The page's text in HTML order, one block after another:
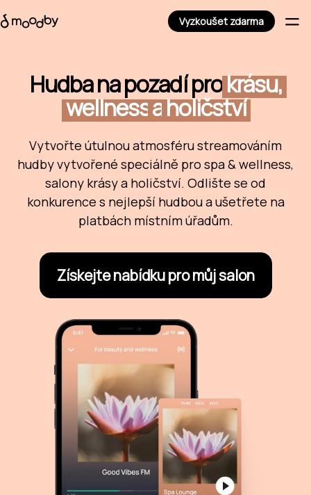
Vyzkoušet zdarma
Hudba na pozadí prokrásu,
wellnessaholičství
Vytvořte útulnou atmosféru streamováním
hudby vytvořené speciálně pro spa & wellness,
salony krásy a holičství. Odlište se od
konkurence s nejlepší hudbou a ušetřete na
platbách místním úřadům.
Získejte nabídku pro můj salon